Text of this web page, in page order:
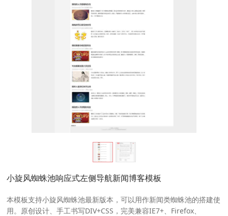
小旋风蜘蛛池响应式左侧导航新闻博客模板
本模板支持小旋风蜘蛛池最新版本，可以用作新闻类蜘蛛池的搭建使
用。原创设计、手工书写DIV+CSS，完美兼容IE7+、Firefox、